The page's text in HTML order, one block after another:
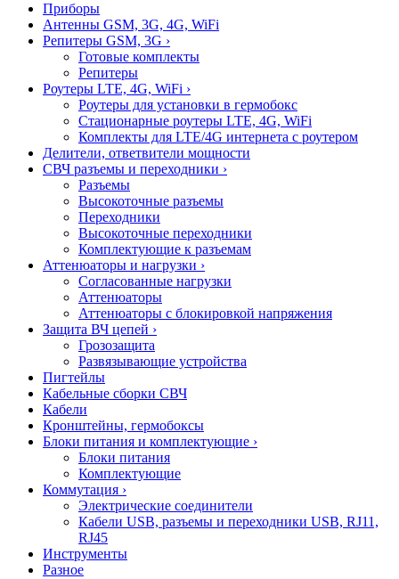
Приборы
Антенны GSM, 3G, 4G, WiFi
Репитеры GSM, 3G ›
Готовые комплекты
Репитеры
Роутеры LTE, 4G, WiFi ›
Роутеры для установки в гермобокс
Стационарные роутеры LTE, 4G, WiFi
Комплекты для LTE/4G интернета с роутером
Делители, ответвители мощности
СВЧ разъемы и переходники ›
Разъемы
Высокоточные разъемы
Переходники
Высокоточные переходники
Комплектующие к разъемам
Аттенюаторы и нагрузки ›
Согласованные нагрузки
Аттенюаторы
Аттенюаторы с блокировкой напряжения
Защита ВЧ цепей ›
Грозозащита
Развязывающие устройства
Пигтейлы
Кабельные сборки СВЧ
Кабели
Кронштейны, гермобоксы
Блоки питания и комплектующие ›
Блоки питания
Комплектующие
Коммутация ›
Электрические соединители
Кабели USB, разъемы и переходники USB, RJ11,
RJ45
Инструменты
Разное